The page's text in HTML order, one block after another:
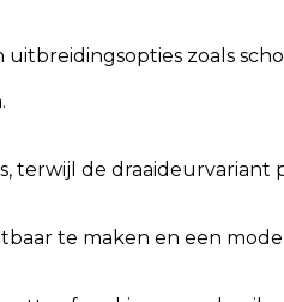
zoals
terwijl de draaideurvariant
te maken en een